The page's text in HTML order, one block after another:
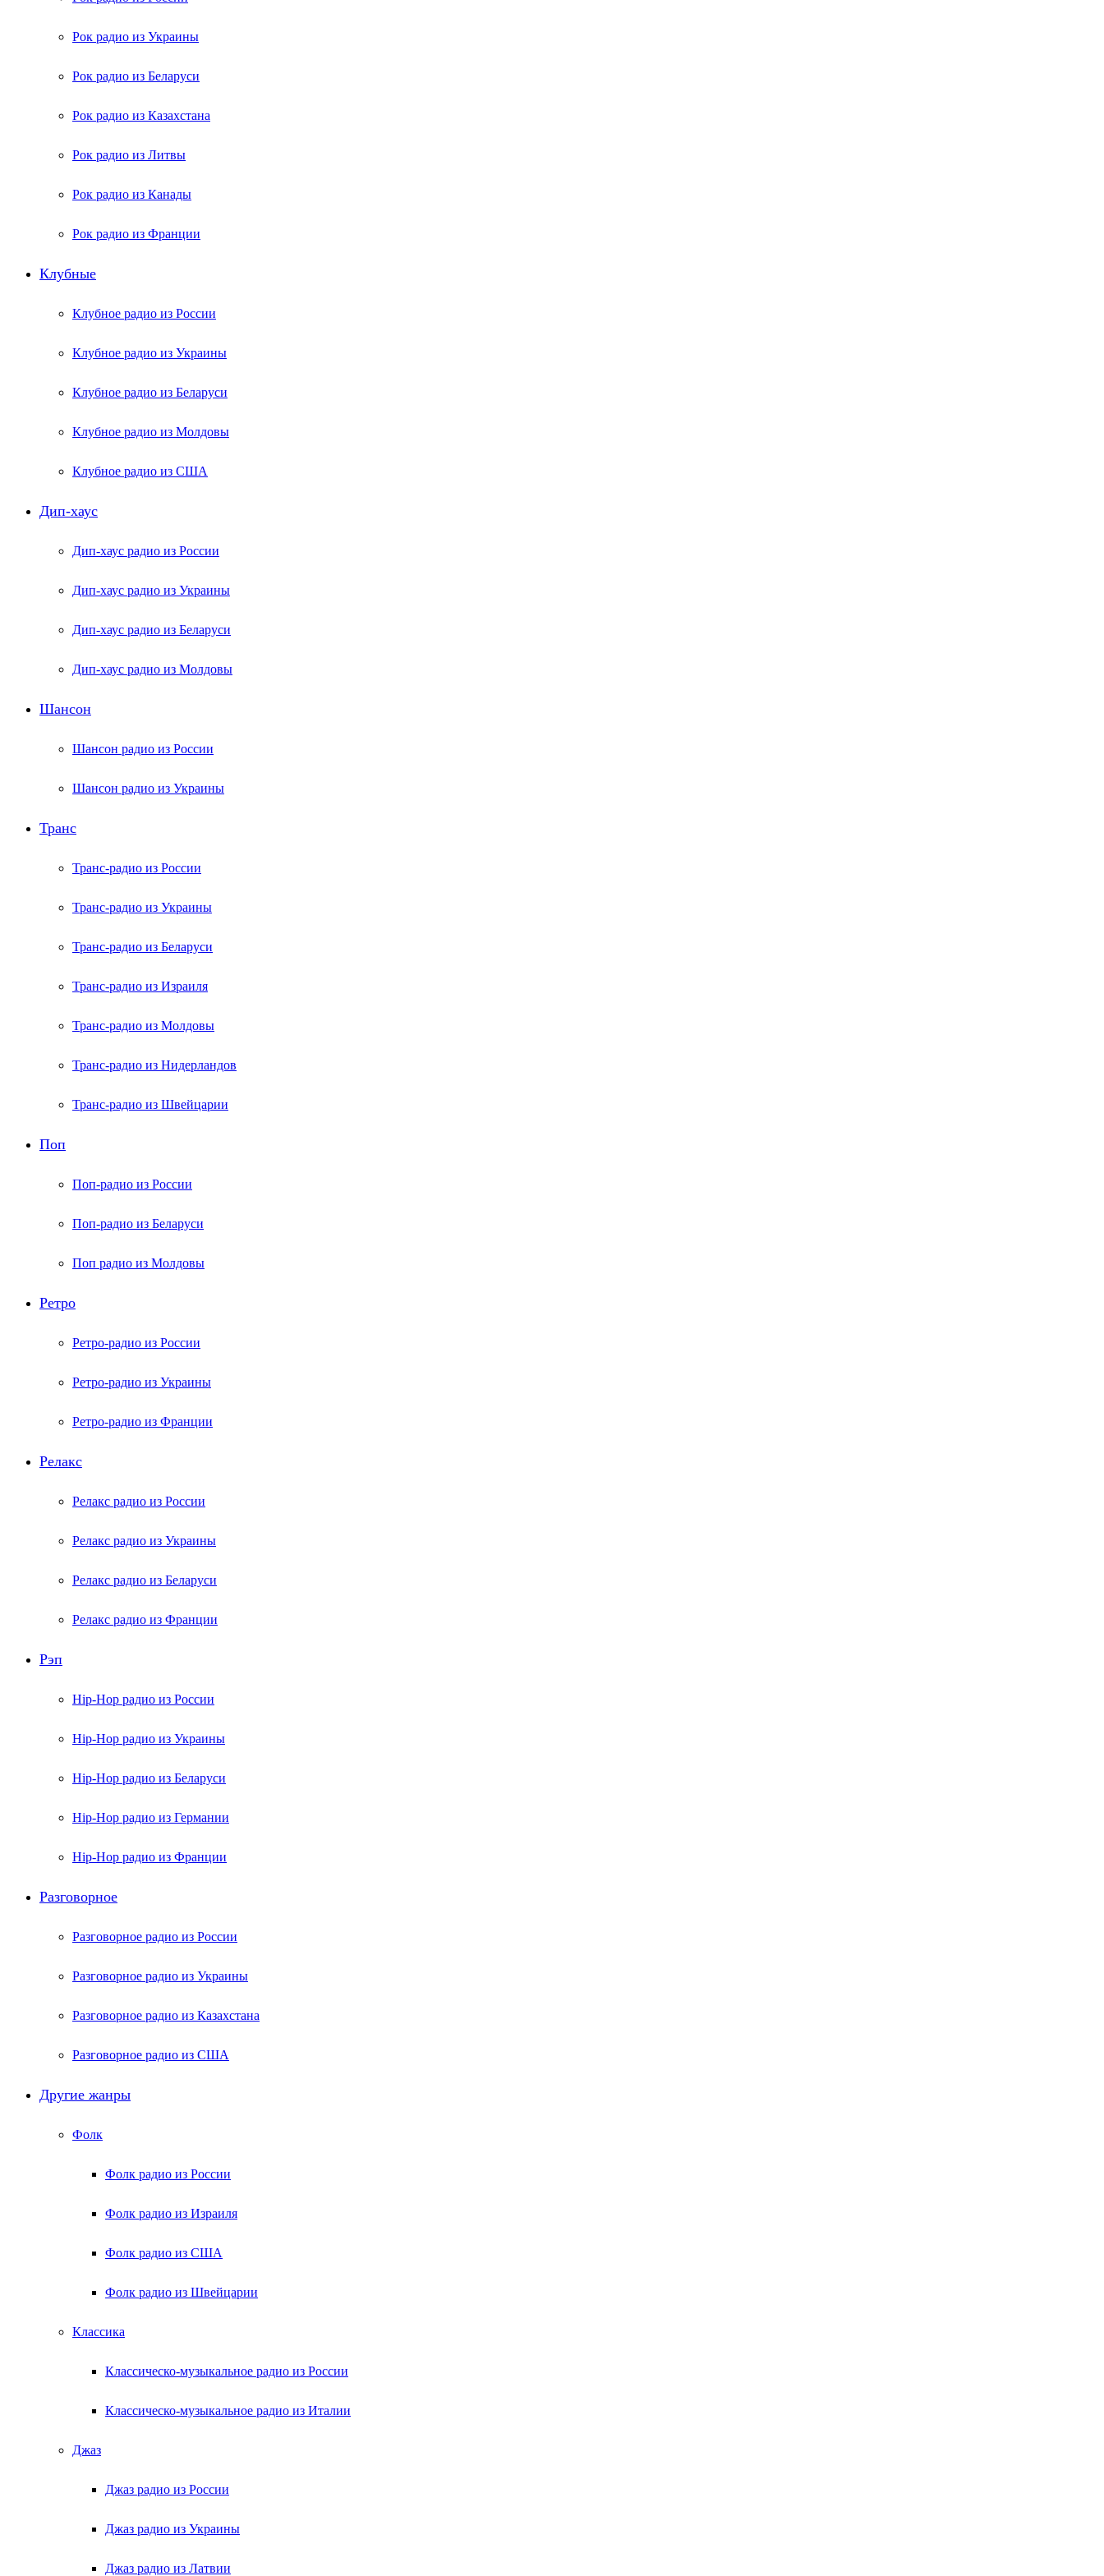
Рок радио из Украины
Рок радио из Беларуси
Рок радио из Казахстана
Рок радио из Литвы
Рок радио из Канады
Рок радио из Франции
Клубные
Клубное радио из России
Клубное радио из Украины
Клубное радио из Беларуси
Клубное радио из Молдовы
Клубное радио из США
Дип-хаус
Дип-хаус радио из России
Дип-хаус радио из Украины
Дип-хаус радио из Беларуси
Дип-хаус радио из Молдовы
Шансон
Шансон радио из России
Шансон радио из Украины
Транс
Транс-радио из России
Транс-радио из Украины
Транс-радио из Беларуси
Транс-радио из Израиля
Транс-радио из Молдовы
Транс-радио из Нидерландов
Транс-радио из Швейцарии
Поп
Поп-радио из России
Поп-радио из Беларуси
Поп радио из Молдовы
Ретро
Ретро-радио из России
Ретро-радио из Украины
Ретро-радио из Франции
Релакс
Релакс радио из России
Релакс радио из Украины
Релакс радио из Беларуси
Релакс радио из Франции
Рэп
Hip-Hop радио из России
Hip-Hop радио из Украины
Hip-Hop радио из Беларуси
Hip-Hop радио из Германии
Hip-Hop радио из Франции
Разговорное
Разговорное радио из России
Разговорное радио из Украины
Разговорное радио из Казахстана
Разговорное радио из США
Другие жанры
Фолк
Фолк радио из России
Фолк радио из Израиля
Фолк радио из США
Фолк радио из Швейцарии
Классика
Классическо-музыкальное радио из России
Классическо-музыкальное радио из Италии
Джаз
Джаз радио из России
Джаз радио из Украины
Джаз радио из Латвии